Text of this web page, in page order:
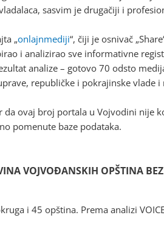
sasvim je drugačiji i
„onlajnmediji“, čiji je osnivač
i analizirao sve informativne
analize – gotovo 70 odsto
republičke i pokrajinske
da ovaj broj portala u Vojvodini nije
pomenute baze podataka.
VOJVOĐANSKIH OPŠTINA
i 45 opština. Prema analizi